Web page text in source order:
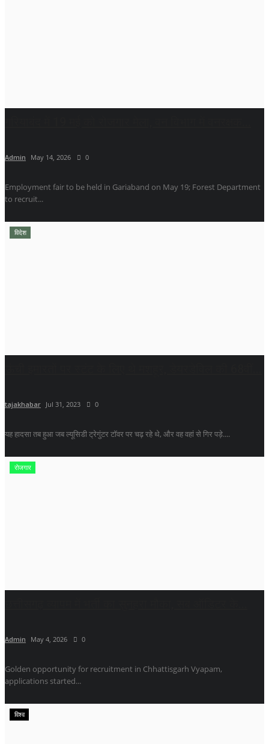
Admin May 14, 2026 0
Employment fair to be held in Gariaband on May 19; Forest Department
to recruit...
विदेश
tajakhabar Jul 31, 2023 0
यह हादसा तब हुआ जब ल्यूसिडी ट्रेगुंटर टॉवर पर चढ़ रहे थे, और वह वहां से गिर पड़े....
रोजगार
Admin May 4, 2026 0
Golden opportunity for recruitment in Chhattisgarh Vyapam,
applications started...
विश्व